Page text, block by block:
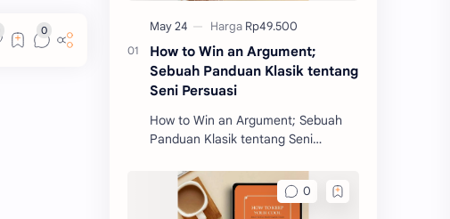
How to Win an Argument;
Sebuah Panduan Klasik tentang
Seni Persuasi
How to Win an Argument; Sebuah
Panduan Klasik tentang Seni
buku filosofi karangan Marcus
Tullius Cicero. Buku ini akan m